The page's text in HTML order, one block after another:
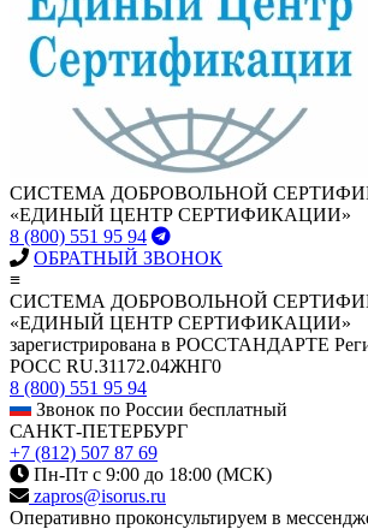
СИСТЕМА ДОБРОВОЛЬНОЙ
«ЕДИНЫЙ ЦЕНТР СЕРТИФИКАЦИИ»
8 (800) 551 95 94
ОБРАТНЫЙ ЗВОНОК
≡
СИСТЕМА ДОБРОВОЛЬНОЙ
«ЕДИНЫЙ ЦЕНТР СЕРТИФИКАЦИИ»
зарегистрирована в РОССТАНДАРТЕ
РОСС RU.З1172.04ЖНГ0
8 (800) 551 95 94
Звонок по России бесплатный
САНКТ-ПЕТЕРБУРГ
+7 (812) 507 87 69
Пн-Пт с 9:00 до 18:00 (МСК)
zapros@isorus.ru
Оперативно проконсультируем в